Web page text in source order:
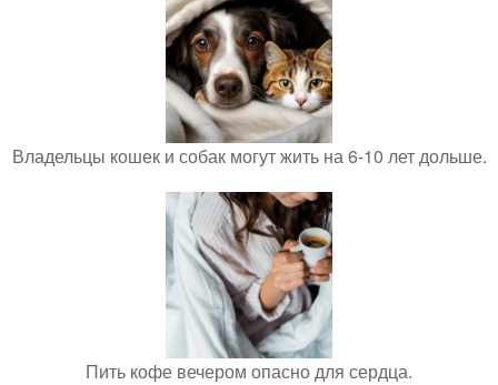
Владельцы кошек и собак могут жить на 6-10 лет дольше.
Пить кофе вечером опасно для сердца.